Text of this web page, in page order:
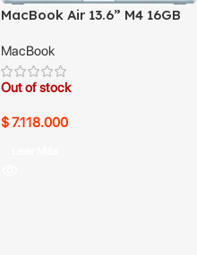
MacBook Air 13.6” M4 16GB
MacBook
Out of stock
$7.118.000